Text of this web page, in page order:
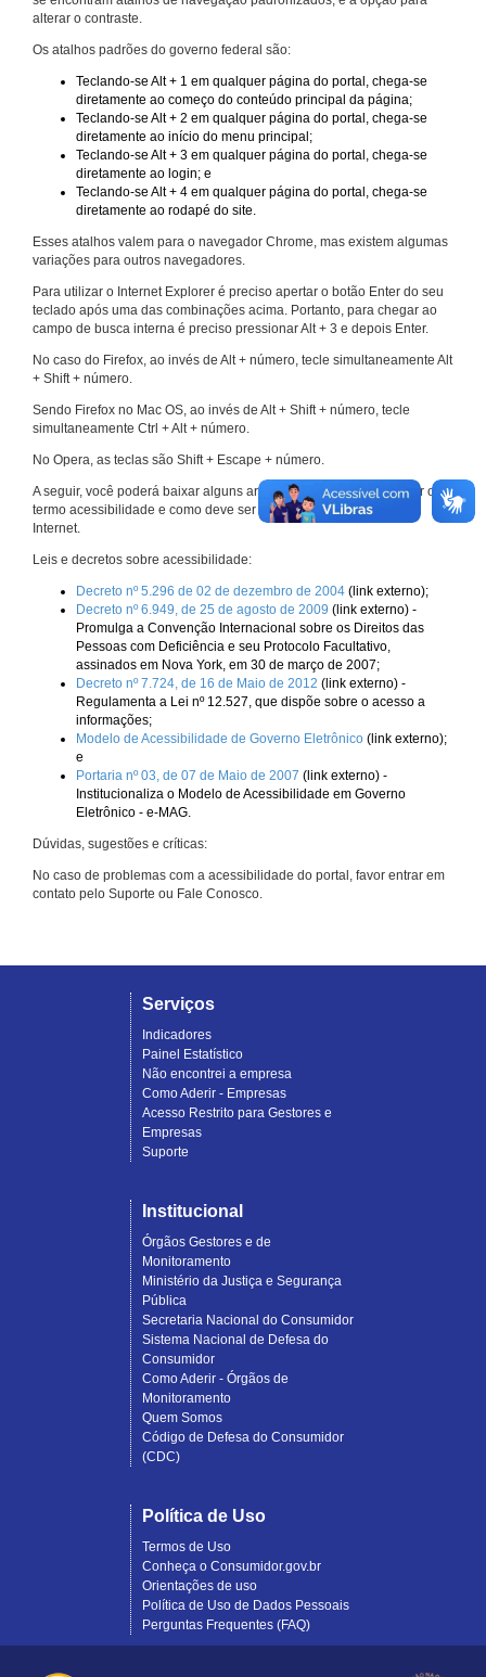
alterar o contraste.
Os atalhos padrões do governo federal são:
Teclando-se Alt + 1 em qualquer página do portal, chega-se
diretamente ao começo do conteúdo principal da página;
Teclando-se Alt + 2 em qualquer página do portal, chega-se
diretamente ao início do menu principal;
Teclando-se Alt + 3 em qualquer página do portal, chega-se
diretamente ao login; e
Teclando-se Alt + 4 em qualquer página do portal, chega-se
diretamente ao rodapé do site.
Esses atalhos valem para o navegador Chrome, mas existem algumas
variações para outros navegadores.
Para utilizar o Internet Explorer é preciso apertar o botão Enter do seu
teclado após uma das combinações acima. Portanto, para chegar ao
campo de busca interna é preciso pressionar Alt + 3 e depois Enter.
No caso do Firefox, ao invés de Alt + número, tecle simultaneamente Alt
+ Shift + número.
Sendo Firefox no Mac OS, ao invés de Alt + Shift + número, tecle
simultaneamente Ctrl + Alt + número.
No Opera, as teclas são Shift + Escape + número.
A seguir, você poderá baixar alguns arquivos que explicam melhor o
termo acessibilidade e como deve ser implementado nos sites da
Internet.
Leis e decretos sobre acessibilidade:
Decreto nº 5.296 de 02 de dezembro de 2004 (link externo);
Decreto nº 6.949, de 25 de agosto de 2009 (link externo) -
Promulga a Convenção Internacional sobre os Direitos das
Pessoas com Deficiência e seu Protocolo Facultativo,
assinados em Nova York, em 30 de março de 2007;
Decreto nº 7.724, de 16 de Maio de 2012 (link externo) -
Regulamenta a Lei nº 12.527, que dispõe sobre o acesso a
informações;
Modelo de Acessibilidade de Governo Eletrônico (link externo);
e
Portaria nº 03, de 07 de Maio de 2007 (link externo) -
Institucionaliza o Modelo de Acessibilidade em Governo
Eletrônico - e-MAG.
Dúvidas, sugestões e críticas:
No caso de problemas com a acessibilidade do portal, favor entrar em
contato pelo Suporte ou Fale Conosco.
Serviços
Indicadores
Painel Estatístico
Não encontrei a empresa
Como Aderir - Empresas
Acesso Restrito para Gestores e
Empresas
Suporte
Institucional
Órgãos Gestores e de
Monitoramento
Ministério da Justiça e Segurança
Pública
Secretaria Nacional do Consumidor
Sistema Nacional de Defesa do
Consumidor
Como Aderir - Órgãos de
Monitoramento
Quem Somos
Código de Defesa do Consumidor
(CDC)
Política de Uso
Termos de Uso
Conheça o Consumidor.gov.br
Orientações de uso
Política de Uso de Dados Pessoais
Perguntas Frequentes (FAQ)